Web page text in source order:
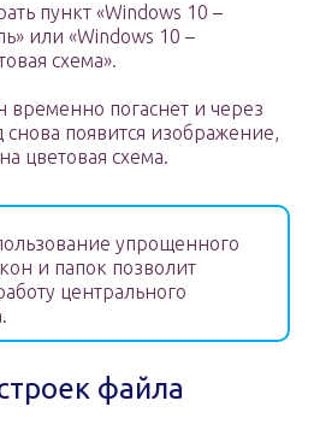
пункт «Windows 10 –
или «Windows 10 –
схема».
временно погаснет и через
снова появится изображение,
цветовая схема.
упрощенного
и папок позволит
центрального
файла